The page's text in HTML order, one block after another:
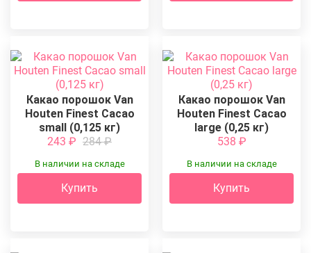
Какао порошок Van
Houten Finest Cacao
small (0,125 кг)
243 ₽ 284₽
В наличии на складе
Купить
Какао порошок Van
Houten Finest Cacao
large (0,25 кг)
538 ₽
В наличии на складе
Купить